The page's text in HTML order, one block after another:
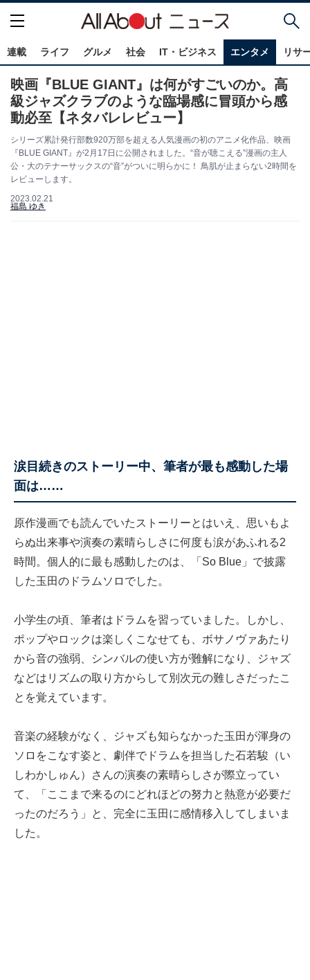
連載 ライフ グルメ 社会 IT・ビジネス エンタメ リサ
映画『BLUE GIANT』は何がすごいのか。高
級ジャズクラブのような臨場感に冒頭から感
動必至【ネタバレレビュー】
シリーズ累計発行部数920万部を超える人気漫画の初のアニメ化作品、映画
『BLUE GIANT』が2月17日に公開されました。“音が聴こえる”漫画の主人
公・大のテナーサックスの“音”がついに明らかに！ 鳥肌が止まらない2時間を
レビューします。
2023.02.21
福島 ゆき
涙目続きのストーリー中、筆者が最も感動した場
面は……
原作漫画でも読んでいたストーリーとはいえ、思いもよ
らぬ出来事や演奏の素晴らしさに何度も涙があふれる2
時間。個人的に最も感動したのは、「So Blue」で披露
した玉田のドラムソロでした。
小学生の頃、筆者はドラムを習っていました。しかし、
ポップやロックは楽しくこなせても、ボサノヴァあたり
から音の強弱、シンバルの使い方が難解になり、ジャズ
などはリズムの取り方からして別次元の難しさだったこ
とを覚えています。
音楽の経験がなく、ジャズも知らなかった玉田が渾身の
ソロをこなす姿と、劇伴でドラムを担当した石若駿（い
しわかしゅん）さんの演奏の素晴らしさが際立ってい
て、「ここまで来るのにどれほどの努力と熱意が必要だ
ったのだろう」と、完全に玉田に感情移入してしまいま
した。